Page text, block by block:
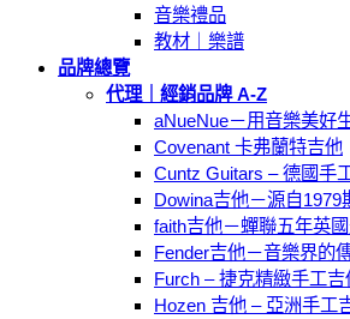
音樂禮品
教材｜樂譜
品牌總覽
代理｜經銷品牌 A-Z
aNueNue－用音樂美好
Covenant 卡弗蘭特吉他
Cuntz Guitars – 德國手
Dowina吉他－源自1979
faith吉他－蟬聯五年英
Fender吉他－音樂界的
Furch – 捷克精緻手工吉
Hozen 吉他 – 亞洲手工